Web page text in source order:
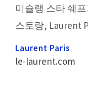
미슐랭 스타 쉐
스토랑, Laurent
Laurent Paris
le-laurent.com